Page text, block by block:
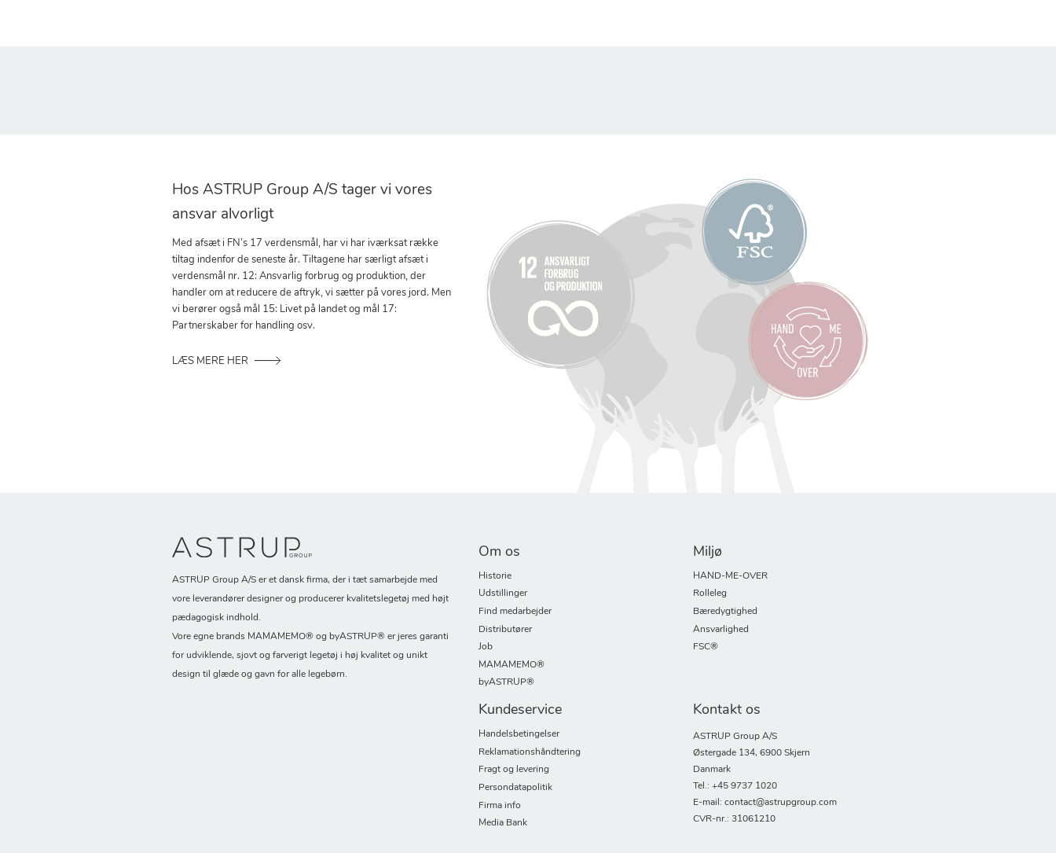
Hos ASTRUP Group A/S tager vi vores
ansvar alvorligt
Med afsæt i FN’s 17 verdensmål, har vi har iværksat række
tiltag indenfor de seneste år. Tiltagene har særligt afsæt i
verdensmål nr. 12: Ansvarlig forbrug og produktion, der
handler om at reducere de aftryk, vi sætter på vores jord. Men
vi berører også mål 15: Livet på landet og mål 17:
Partnerskaber for handling osv.
LÆS MERE HER
ASTRUP Group A/S er et dansk firma, der i tæt samarbejde med
vore leverandører designer og producerer kvalitetslegetøj med højt
pædagogisk indhold.
Vore egne brands MAMAMEMO® og byASTRUP® er jeres garanti
for udviklende, sjovt og farverigt legetøj i høj kvalitet og unikt
design til glæde og gavn for alle legebørn.
Om os
Historie
Udstillinger
Find medarbejder
Distributører
Job
MAMAMEMO®
byASTRUP®
Miljø
HAND-ME-OVER
Rolleleg
Bæredygtighed
Ansvarlighed
FSC®
Kundeservice
Handelsbetingelser
Reklamationshåndtering
Fragt og levering
Persondatapolitik
Firma info
Media Bank
Kontakt os
ASTRUP Group A/S
Østergade 134, 6900 Skjern
Danmark
Tel.: +45 9737 1020
E-mail: contact@astrupgroup.com
CVR-nr.: 31061210